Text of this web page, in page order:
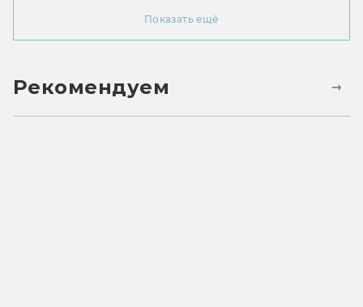
Показать ещё
Рекомендуем